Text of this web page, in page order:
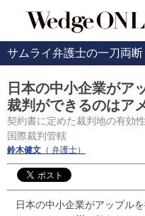
サムライ弁護士の一刀両断
日本の中小企業がア
裁判ができるのはア
契約書に定めた裁判地の有効
国際裁判管轄
鈴木健文 （ 弁護士）
日本の中小企業がアップル